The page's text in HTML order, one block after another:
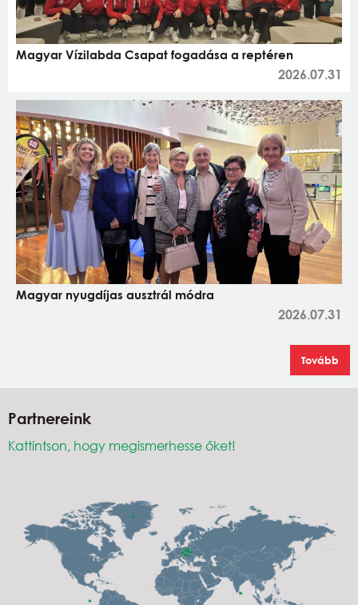
Magyar Vízilabda Csapat fogadása a reptéren
2026.07.31
Magyar nyugdíjas ausztrál módra
2026.07.31
Tovább
Partnereink
Kattintson, hogy megismerhesse őket!